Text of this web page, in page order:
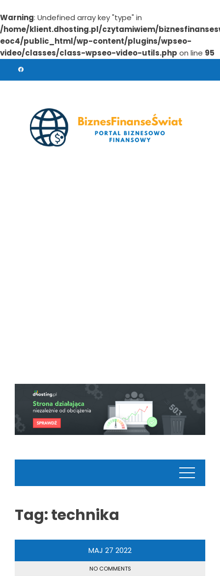
Warning: Undefined array key "type" in
/home/klient.dhosting.pl/czytamiwiem/
eoc4/public_html/wp-content/plugins/wpseo-
video/classes/class-wpseo-video-utils.php on line 95
Tag:technika
MAJ 27 2022
NO COMMENTS